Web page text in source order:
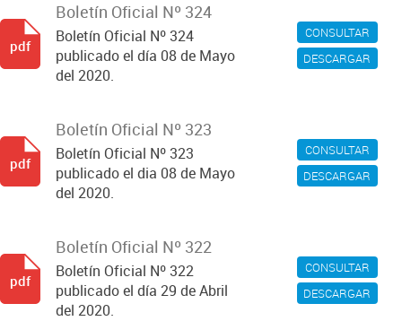
CONSULTAR
DESCARGAR
Boletín Oficial Nº 324
Boletín Oficial Nº 324
publicado el día 08 de Mayo
del 2020.
pdf
CONSULTAR
DESCARGAR
Boletín Oficial Nº 323
Boletín Oficial Nº 323
publicado el dia 08 de Mayo
del 2020.
pdf
CONSULTAR
DESCARGAR
Boletín Oficial Nº 322
Boletín Oficial Nº 322
publicado el día 29 de Abril
del 2020.
pdf